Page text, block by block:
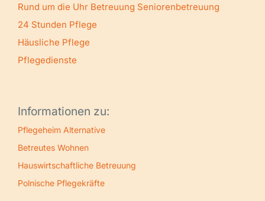
Rund um die Uhr Betreuung Seniorenbetreuung
24 Stunden Pflege
Häusliche Pflege
Pflegedienste
Informationen zu:
Pflegeheim Alternative
Betreutes Wohnen
Hauswirtschaftliche Betreuung
Polnische Pflegekräfte